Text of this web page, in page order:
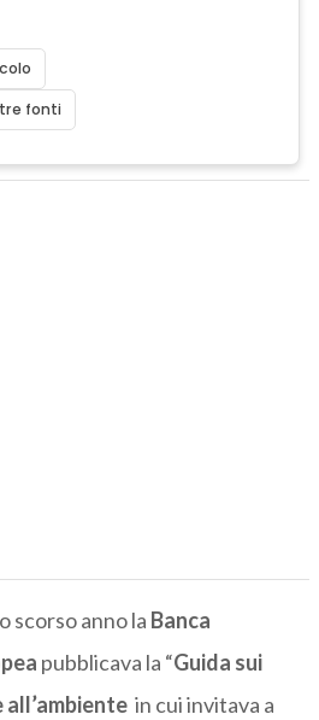
fonti
scorso anno la Banca
pubblicava la “Guida sui
all’ambientein cui invitava a